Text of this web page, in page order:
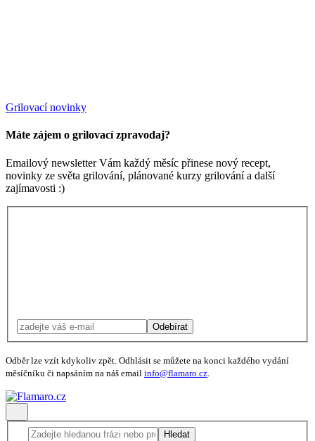
Grilovací novinky
Máte zájem o grilovací zpravodaj?
Emailový newsletter Vám každý měsíc přinese nový recept,
novinky ze světa grilování, plánované kurzy grilování a další
zajímavosti :)
Odebírat
Odběr lze vzít kdykoliv zpět. Odhlásit se můžete na konci každého vydání
měsíčníku či napsáním na náš email info@flamaro.cz.
Hledat